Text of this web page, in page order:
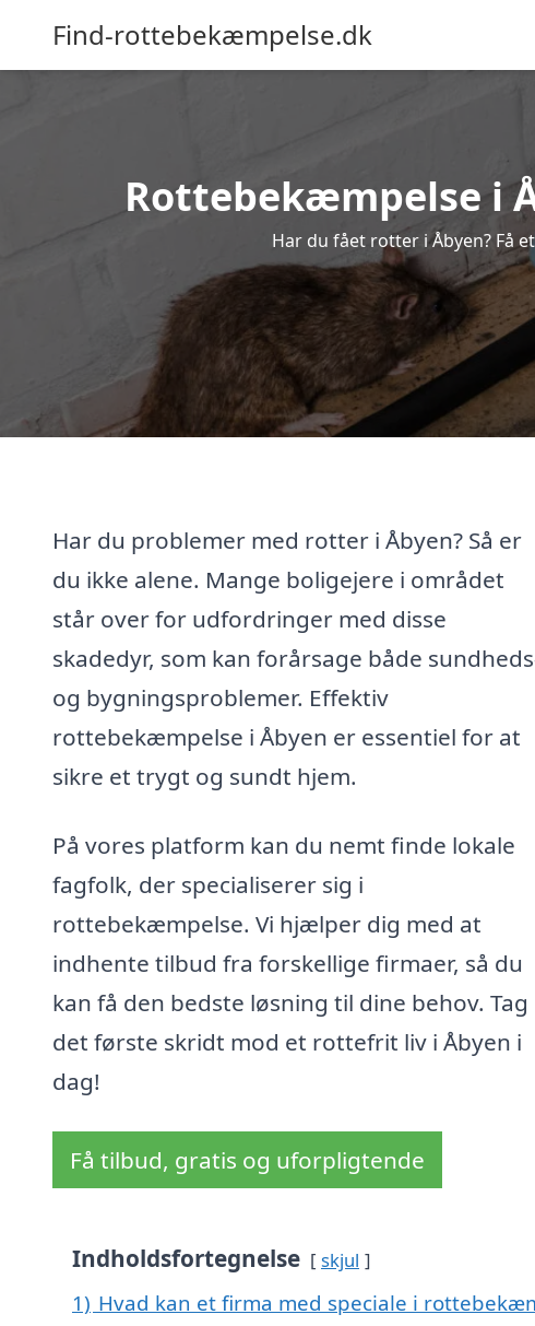
Find-rottebekæmpelse.dk
Rottebekæmpelse i
Har du fået rotter i Åbyen? Få
Har du problemer med rotter i Åbyen? Så er
du ikke alene. Mange boligejere i området
står over for udfordringer med disse
skadedyr, som kan forårsage både
og bygningsproblemer. Effektiv
rottebekæmpelse i Åbyen er essentiel for at
sikre et trygt og sundt hjem.
På vores platform kan du nemt finde lokale
fagfolk, der specialiserer sig i
rottebekæmpelse. Vi hjælper dig med at
indhente tilbud fra forskellige firmaer, så du
kan få den bedste løsning til dine behov. Tag
det første skridt mod et rottefrit liv i Åbyen i
dag!
Få tilbud, gratis og uforpligtende
Indholdsfortegnelse skjul
1) Hvad kan et firma med speciale i